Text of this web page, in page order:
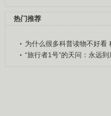
热门推荐
为什么很多科普读物不好看
“旅行者1号”的天问：永远到